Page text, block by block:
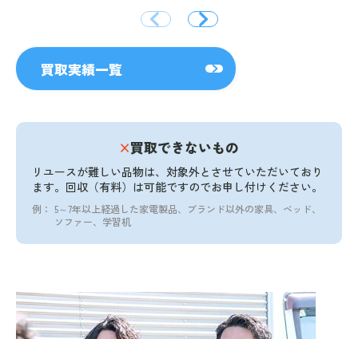
買取実績一覧
×買取できないもの
リユースが難しい品物は、対象外とさせていただいており
ます。 回収（有料）は可能ですのでお申し付けください。
例： 5～7年以上経過した家電製品、ブランド以外の家具、ベッド、
ソファー、学習机